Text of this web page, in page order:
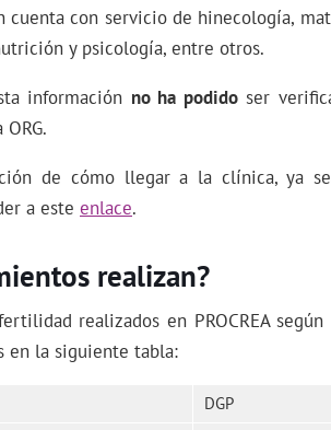
cuenta con servicio de hinecología,
y psicología, entre otros.
información no ha podidoser
de cómo llegar a la clínica, ya
a este enlace.
realizan?
realizados en PROCREA
en la siguiente tabla:
DGP